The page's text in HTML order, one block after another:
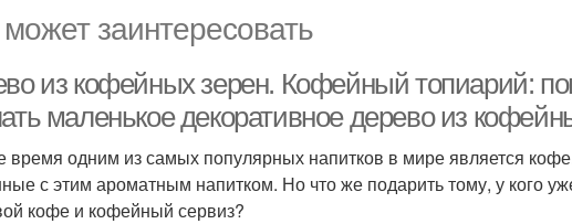
заинтересовать
из кофейных зерен. Кофейный топиарий:
маленькое декоративное дерево из
время одним из самых популярных напитков в мире является
с этим ароматным напитком. Но что же подарить тому, у кого
кофе и кофейный сервиз?